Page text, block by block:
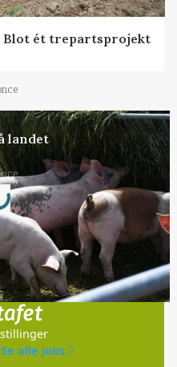
ét trepartsprojekt
landet
med
Se alle jobs